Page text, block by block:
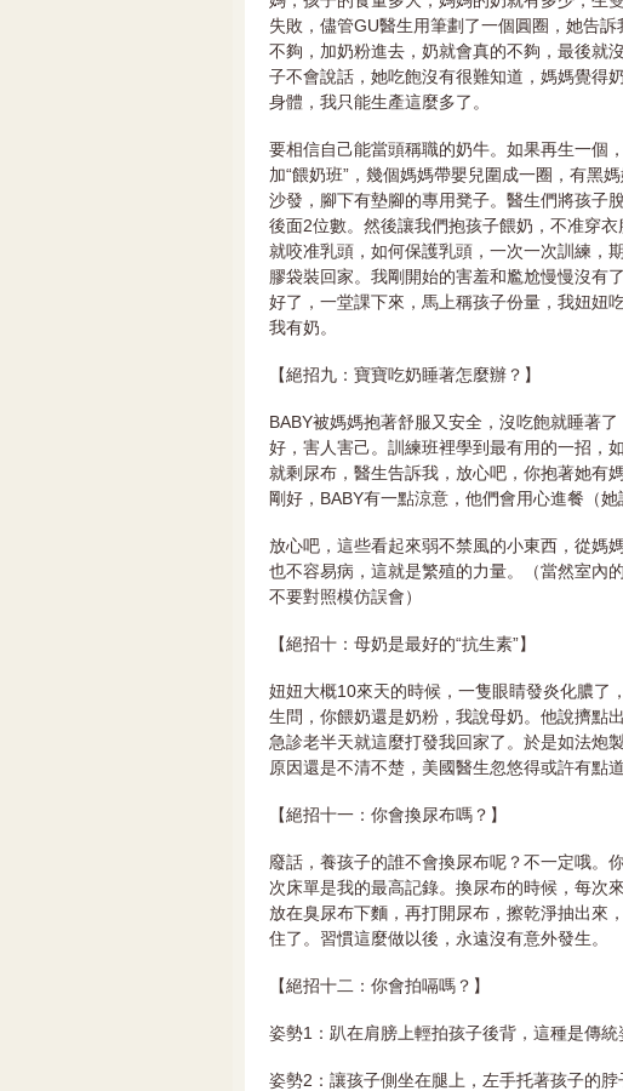
失敗，儘管GU醫生用筆劃了一個圓圈，她告
不夠，加奶粉進去，奶就會真的不夠，最後就
子不會說話，她吃飽沒有很難知道，媽媽覺得
身體，我只能生產這麼多了。
要相信自己能當頭稱職的奶牛。如果再生一個
加“餵奶班”，幾個媽媽帶嬰兒圍成一圈，有黑
沙發，腳下有墊腳的專用凳子。醫生們將孩子
後面2位數。然後讓我們抱孩子餵奶，不准穿
就咬准乳頭，如何保護乳頭，一次一次訓練，
膠袋裝回家。我剛開始的害羞和尷尬慢慢沒有
好了，一堂課下來，馬上稱孩子份量，我妞妞
我有奶。
【絕招九：寶寶吃奶睡著怎麼辦？】
BABY被媽媽抱著舒服又安全，沒吃飽就睡著
好，害人害己。訓練班裡學到最有用的一招，
就剩尿布，醫生告訴我，放心吧，你抱著她有
剛好，BABY有一點涼意，他們會用心進餐（她
放心吧，這些看起來弱不禁風的小東西，從媽
也不容易病，這就是繁殖的力量。（當然室內
不要對照模仿誤會）
【絕招十：母奶是最好的“抗生素”】
妞妞大概10來天的時候，一隻眼睛發炎化膿了
生問，你餵奶還是奶粉，我說母奶。他說擠點
急診老半天就這麼打發我回家了。於是如法炮
原因還是不清不楚，美國醫生忽悠得或許有點
【絕招十一：你會換尿布嗎？】
廢話，養孩子的誰不會換尿布呢？不一定哦。
次床單是我的最高記錄。換尿布的時候，每次
放在臭尿布下麵，再打開尿布，擦乾淨抽出來
住了。習慣這麼做以後，永遠沒有意外發生。
【絕招十二：你會拍嗝嗎？】
姿勢1：趴在肩膀上輕拍孩子後背，這種是傳統
姿勢2：讓孩子側坐在腿上，左手托著孩子的